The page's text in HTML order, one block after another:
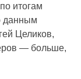
итогам
данным
Целиков,
— больше,